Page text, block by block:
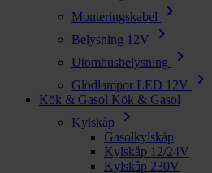
Monteringskabel chevron_right
Belysning 12V chevron_right
Utomhusbelysning chevron_right
Glödlampor LED 12V chevron_right
Kök & Gasol Kök & Gasol
Kylskåp
chevron_right
Gasolkylskåp
Kylskåp 12/24V
Kylskåp 230V